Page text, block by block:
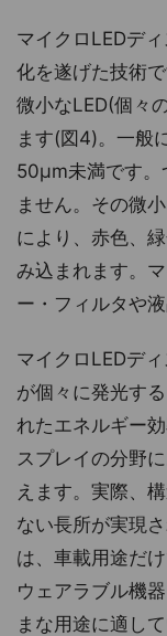
マイクロLEDデ
化を遂げた技術
微小なLED(個々
ます(図4)。一般
50μm未満です。
ません。その微
により、赤色、
み込まれます。
ー・フィルタや
マイクロLEDデ
が個々に発光す
れたエネルギー
スプレイの分野
えます。実際、
ない長所が実現
は、車載用途だ
ウェアラブル機
まな用途に適して